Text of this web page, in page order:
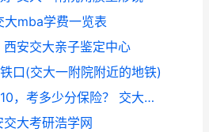
mba学费一览表
安交大亲子鉴定中心
口(交大一附院附近的地铁)
交大安泰mba成绩B 10，考多少分保险？ 交大安泰mba学费
大考研浩学网